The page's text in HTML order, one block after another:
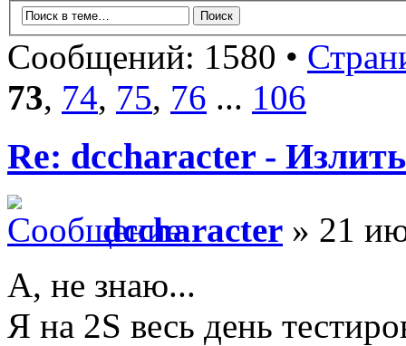
Сообщений: 1580 •
73, 74, 75, 76 ... 106
Re: dccharacter -
dccharacter » 21
А, не знаю...
Я на 2S весь день